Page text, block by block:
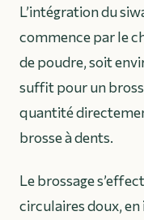
L’intégration du
commence par le
de poudre, soit
suffit pour un
quantité
brosse à dents.
Le brossage
circulaires doux,